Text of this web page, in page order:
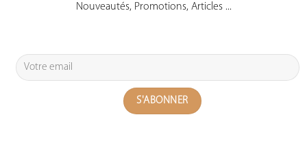
Nouveautés, Promotions, Articles ...